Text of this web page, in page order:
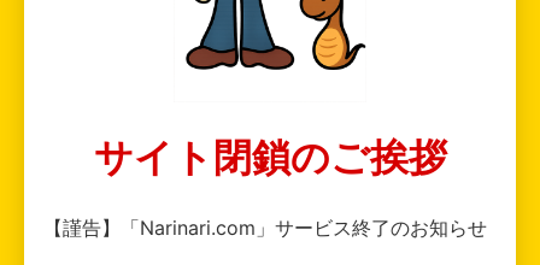
サイト閉鎖のご挨拶
【謹告】「Narinari.com」サービス終了のお知らせ